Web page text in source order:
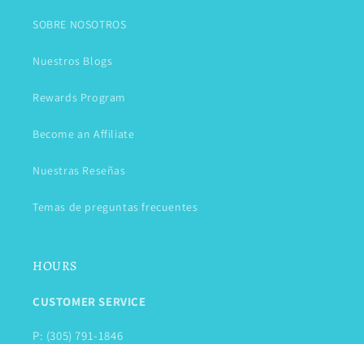
SOBRE NOSOTROS
Nuestros Blogs
Rewards Program
Become an Affiliate
Nuestras Reseñas
Temas de preguntas frecuentes
HOURS
CUSTOMER SERVICE
P: (305) 791-1846